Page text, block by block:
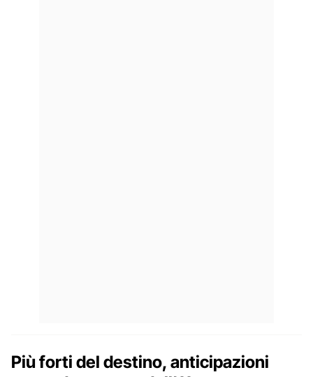
Più forti del destino, anticipazioni